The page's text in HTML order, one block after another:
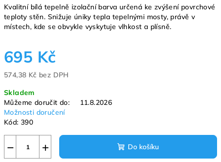
Kvalitní bílá tepelně izolační barva určená ke zvýšení povrchové
teploty stěn. Snižuje úniky tepla tepelnými mosty, právě v
místech, kde se obvykle vyskytuje vlhkost a plísně.
695 Kč
574,38 Kč bez DPH
cena:
Skladem
Můžeme doručit do:
11.8.2026
Možnosti doručení
Kód: 390
+
− Do košíku